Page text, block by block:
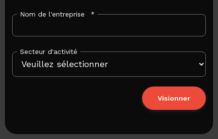
Nom de l'entreprise *
Secteur d'activité